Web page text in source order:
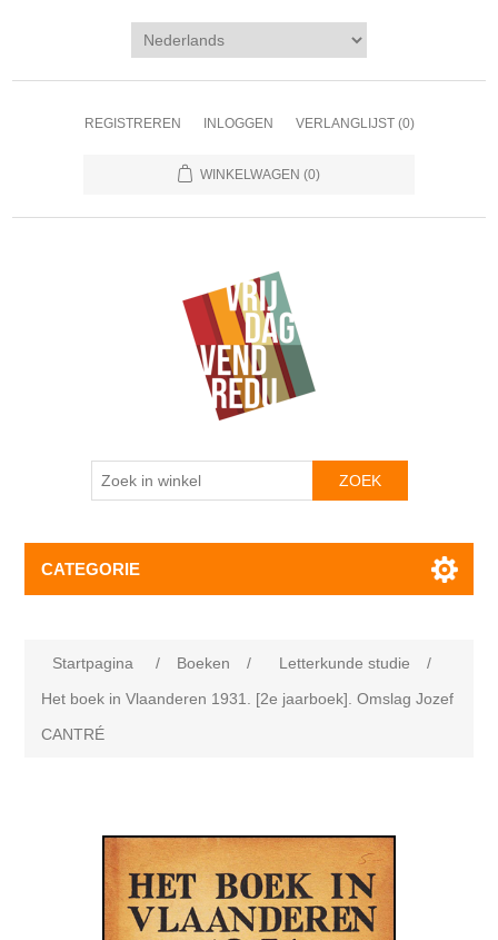
REGISTREREN INLOGGEN VERLANGLIJST (0)
WINKELWAGEN (0)
CATEGORIE
Startpagina / Boeken / Letterkunde studie
/
Het boek in Vlaanderen 1931. [2e jaarboek]. Omslag Jozef
CANTRÉ